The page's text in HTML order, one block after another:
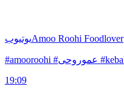
یوتیوبAmoo Roohi Foodlover
19:09